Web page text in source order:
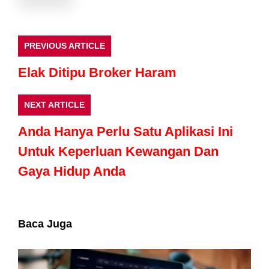
PREVIOUS ARTICLE
Elak Ditipu Broker Haram
NEXT ARTICLE
Anda Hanya Perlu Satu Aplikasi Ini
Untuk Keperluan Kewangan Dan
Gaya Hidup Anda
Baca Juga